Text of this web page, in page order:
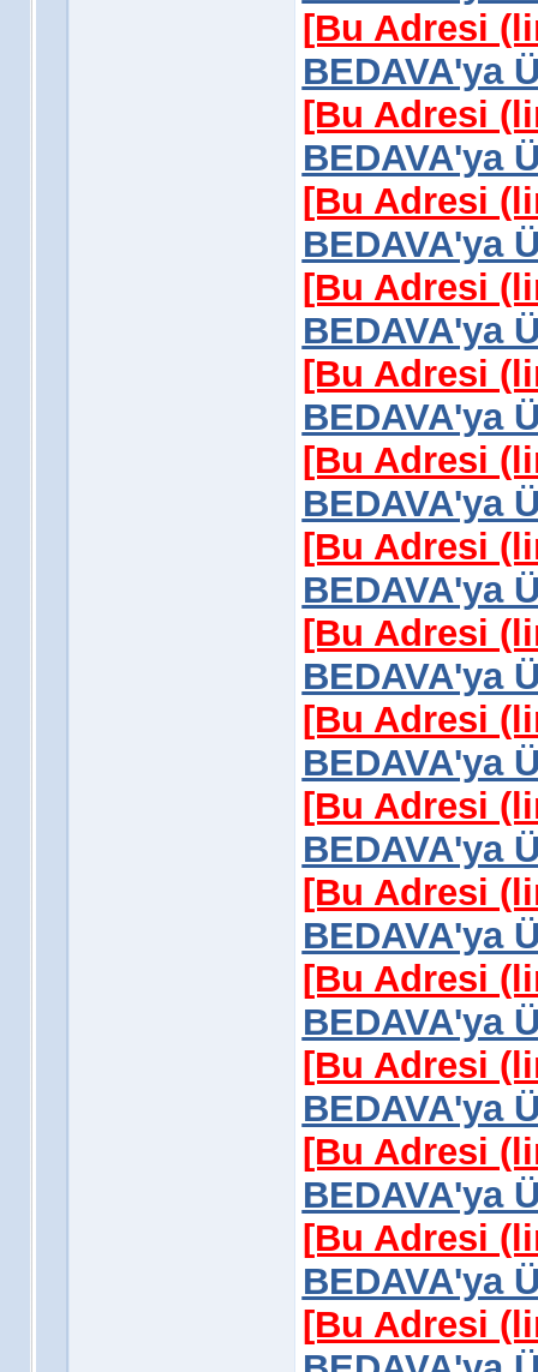
[Bu Adresi
BEDAVA'ya
[Bu Adresi
BEDAVA'ya
[Bu Adresi
BEDAVA'ya
[Bu Adresi
BEDAVA'ya
[Bu Adresi
BEDAVA'ya
[Bu Adresi
BEDAVA'ya
[Bu Adresi
BEDAVA'ya
[Bu Adresi
BEDAVA'ya
[Bu Adresi
BEDAVA'ya
[Bu Adresi
BEDAVA'ya
[Bu Adresi
BEDAVA'ya
[Bu Adresi
BEDAVA'ya
[Bu Adresi
BEDAVA'ya
[Bu Adresi
BEDAVA'ya
[Bu Adresi
BEDAVA'ya
[Bu Adresi